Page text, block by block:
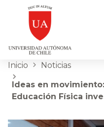
Inicio Noticias
Ideas en
Educación Física